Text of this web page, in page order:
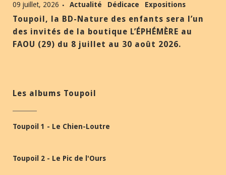
09 juillet, 2026 Actualité Dédicace Expositions
Toupoil, la BD-Nature des enfants sera l’un
des invités de la boutique L’ÉPHÉMÈRE au
FAOU (29) du 8 juillet au 30 août 2026.
Les albums Toupoil
Toupoil 1 - Le Chien-Loutre
Toupoil 2 - Le Pic de l'Ours